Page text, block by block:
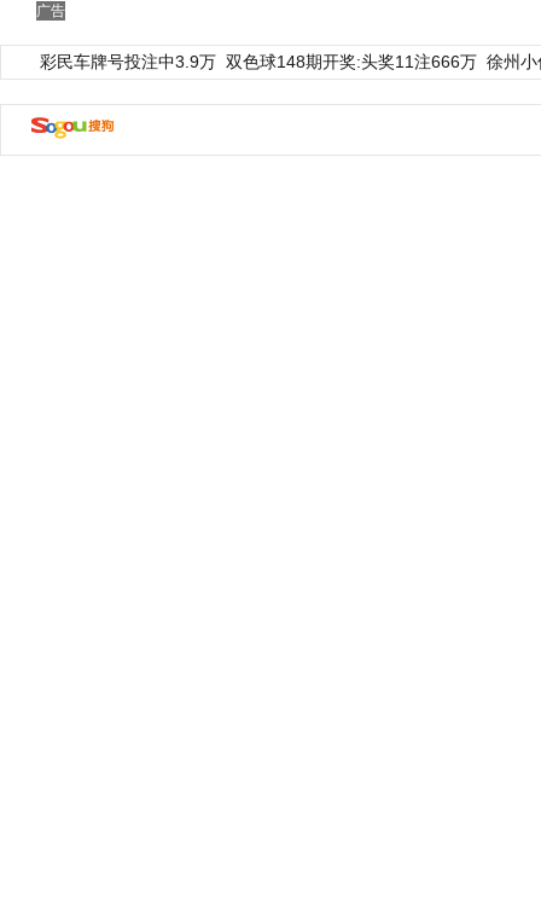
广告
彩民车牌号投注中3.9万 双色球148期开奖:头奖11注666万 徐州